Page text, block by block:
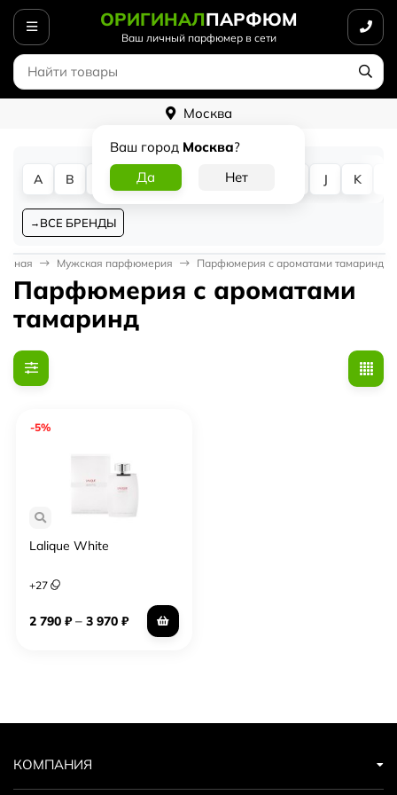
ОРИГИНАЛПАРФЮМ
Ваш личный парфюмер в сети
Москва
Ваш город Москва?
A B D G J K
ВСЕ БРЕНДЫ
Мужская парфюмерия Парфюмерия с ароматами тамаринд
Парфюмерия с ароматами
тамаринд
-5%
Lalique White
+27
2 790 ₽– 3 970 ₽
КОМПАНИЯ